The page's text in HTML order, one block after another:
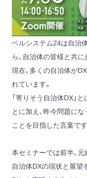
ベルシステム24は自治
ら、自治体の皆様と共に
現在、多くの自治体が
れています。
「寄りそう自治体DX」
とに加え、昨今問題に
ことを目指した言葉です
本セミナーでは前半、
自治体DXの現状と展望